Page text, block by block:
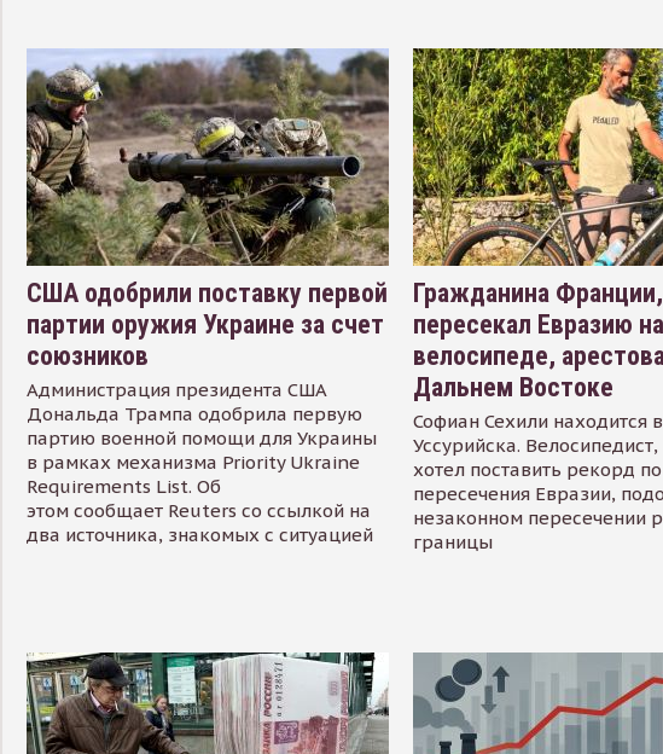
США одобрили поставку первой
партии оружия Украине за счет
союзников
Администрация президента США
Дональда Трампа одобрила первую
партию военной помощи для Украины
в рамках механизма Priority Ukraine
Requirements List. Об
этом сообщает Reuters со ссылкой на
два источника, знакомых с ситуацией
Гражданина
пересекал Евразию на
велосипеде,
Дальнем Востоке
Софиан Сехили находится
Уссурийска.
хотел поставить рекорд
пересечения Евразии,
незаконном пересечении
границы